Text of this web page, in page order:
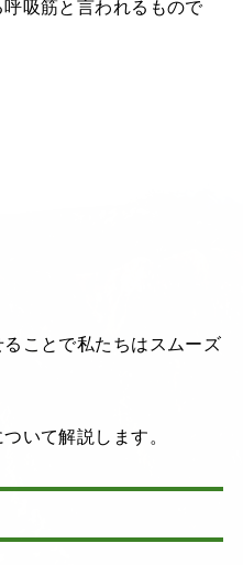
吸筋と言われるもので
ことで私たちはスムーズ
いて解説します。